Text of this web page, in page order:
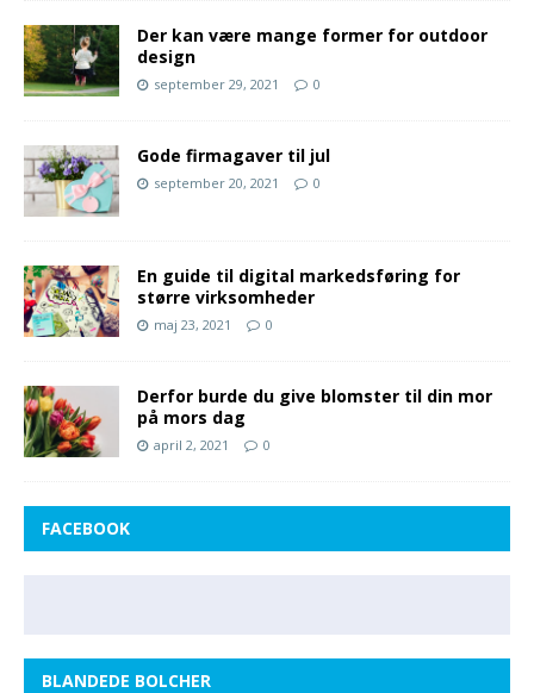
Der kan være mange former for outdoor
design
september 29, 2021 0
Gode firmagaver til jul
september 20, 2021 0
En guide til digital markedsføring for
større virksomheder
maj 23, 2021 0
Derfor burde du give blomster til din mor
på mors dag
april 2, 2021 0
FACEBOOK
BLANDEDE BOLCHER